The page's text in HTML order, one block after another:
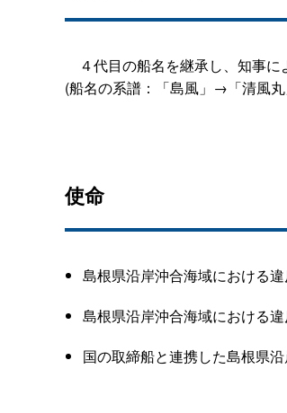
４代目の船名を継承し、知事に
(船名の系譜：「島風」→「清風
使命
島根県沿岸沖合海域における
島根県沿岸沖合海域における
国の取締船と連携した島根県